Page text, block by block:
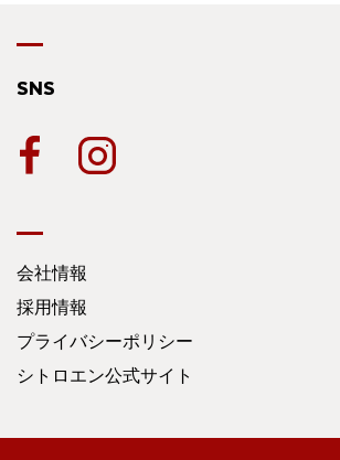
SNS
会社情報
採用情報
プライバシーポリシー
シトロエン公式サイト